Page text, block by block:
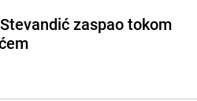
zaspao tokom